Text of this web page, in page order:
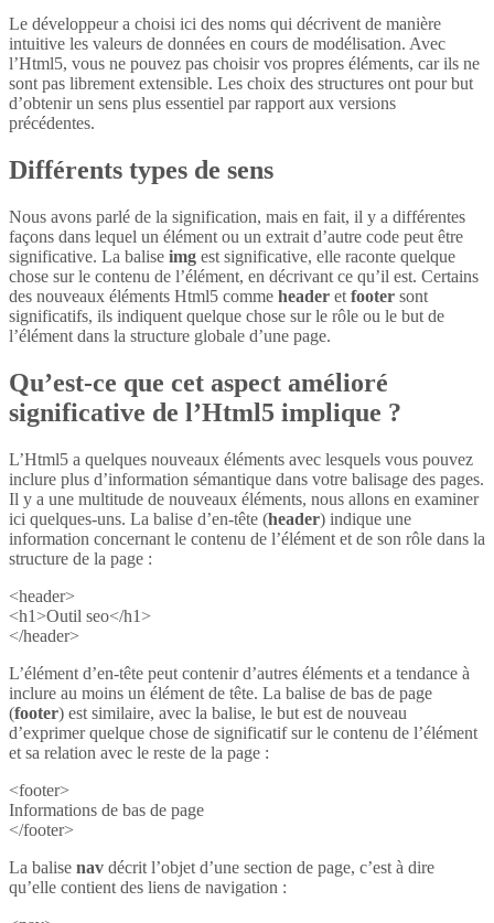
Le développeur a choisi ici des noms qui décrivent de manière
intuitive les valeurs de données en cours de modélisation. Avec
l’Html5, vous ne pouvez pas choisir vos propres éléments, car ils ne
sont pas librement extensible. Les choix des structures ont pour but
d’obtenir un sens plus essentiel par rapport aux versions
précédentes.
Différents types de sens
Nous avons parlé de la signification, mais en fait, il y a différentes
façons dans lequel un élément ou un extrait d’autre code peut être
significative. La balise img est significative, elle raconte quelque
chose sur le contenu de l’élément, en décrivant ce qu’il est. Certains
des nouveaux éléments Html5 comme header et footer sont
significatifs, ils indiquent quelque chose sur le rôle ou le but de
l’élément dans la structure globale d’une page.
Qu’est-ce que cet aspect amélioré
significative de l’Html5 implique ?
L’Html5 a quelques nouveaux éléments avec lesquels vous pouvez
inclure plus d’information sémantique dans votre balisage des pages.
Il y a une multitude de nouveaux éléments, nous allons en examiner
ici quelques-uns. La balise d’en-tête (header) indique une
information concernant le contenu de l’élément et de son rôle dans la
structure de la page :
<header>
<h1>Outil seo</h1>
</header>
L’élément d’en-tête peut contenir d’autres éléments et a tendance à
inclure au moins un élément de tête. La balise de bas de page
(footer) est similaire, avec la balise, le but est de nouveau
d’exprimer quelque chose de significatif sur le contenu de l’élément
et sa relation avec le reste de la page :
<footer>
Informations de bas de page
</footer>
La balise nav décrit l’objet d’une section de page, c’est à dire
qu’elle contient des liens de navigation :